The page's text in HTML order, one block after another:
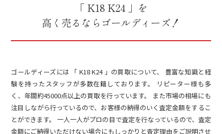
「 K18 K24 」を
高く売るならゴールディーズ！
ゴールディーズには 「 K18 K24 」の買取について、 豊富な知識と経
験を持ったスタッフが多数在籍しております。 リピーター様も多
く、年間約45000点以上の買取を行っています。 また市場の相場にも
注目しながら行っているので、お客様の納得のいく査定金額をするこ
とができます。 一人一人がプロの目で査定を行なっているので、査定
金額にご納得いただけない場合にもしっかりと査定理由をご説明させ